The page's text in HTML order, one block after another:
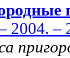
2004.